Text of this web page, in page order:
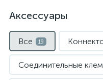
Аксессуары
Все 19
Соединительные